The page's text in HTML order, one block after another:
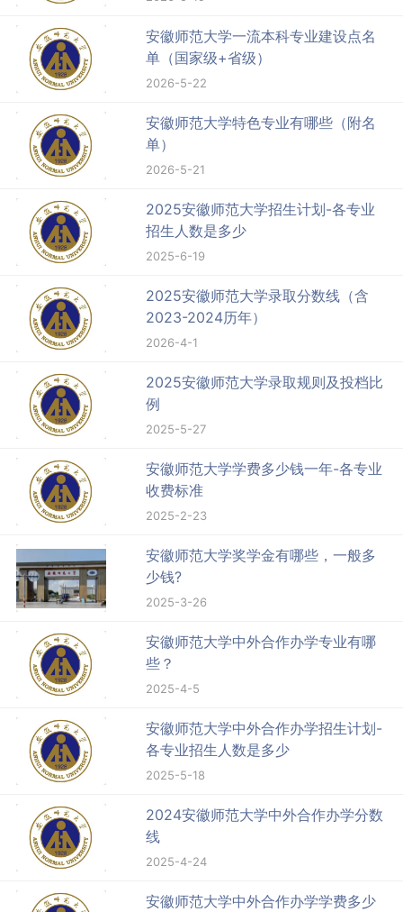
安徽师范大学一流本科专业建设点名
单（国家级+省级）
2026-5-22
安徽师范大学特色专业有哪些（附名
单）
2026-5-21
2025安徽师范大学招生计划-各专业
招生人数是多少
2025-6-19
2025安徽师范大学录取分数线（含
2023-2024历年）
2026-4-1
2025安徽师范大学录取规则及投档比
例
2025-5-27
安徽师范大学学费多少钱一年-各专业
收费标准
2025-2-23
安徽师范大学奖学金有哪些，一般多
少钱?
2025-3-26
安徽师范大学中外合作办学专业有哪
些？
2025-4-5
安徽师范大学中外合作办学招生计划-
各专业招生人数是多少
2025-5-18
2024安徽师范大学中外合作办学分数
线
2025-4-24
安徽师范大学中外合作办学学费多少